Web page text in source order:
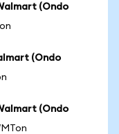
(Ondo
(Ondo
(Ondo